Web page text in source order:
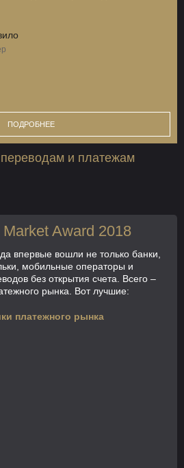
ПОДРОБНЕЕ
и платежам
Award 2018
впервые вошли не только банки,
мобильные операторы и
без открытия счета. Всего –
рынка. Вот лучшие:
платежного рынка